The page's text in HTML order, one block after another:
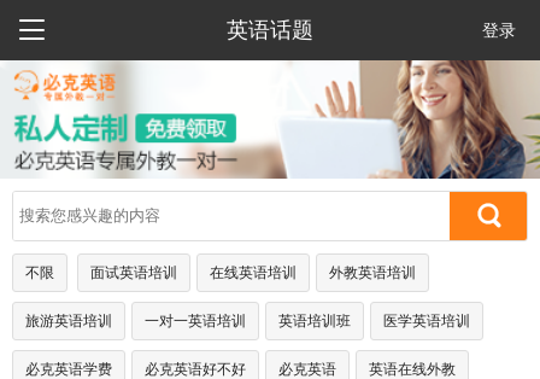
 英语话题 登录
不限 面试英语培训 在线英语培训 外教英语培训
旅游英语培训 一对一英语培训 英语培训班 医学英语培训
必克英语学费 必克英语好不好 必克英语 英语在线外教